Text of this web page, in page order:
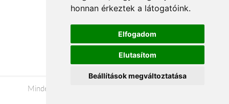
honnan érkeztek a látogatóink.
Elfogadom
Elutasítom
Beállítások megváltoztatása
Á.SZ.F.
Impresszum
Adatkezelési tájékoztató
Minden jog fenntartva © 2026 |